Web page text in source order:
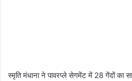
स्मृति मंधाना ने पावरप्ले सेगमेंट में 28 गेंदों का